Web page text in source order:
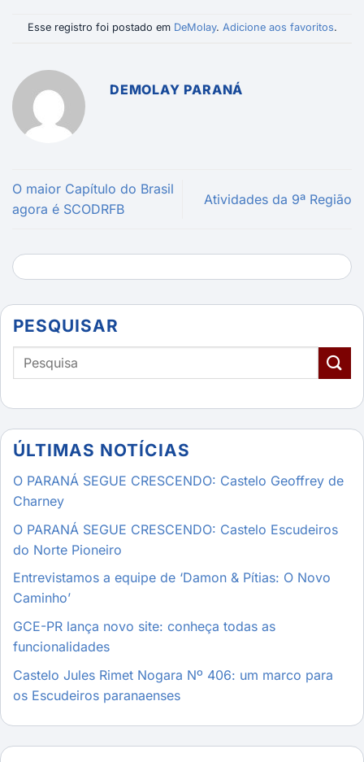
Esse registro foi postado em DeMolay. Adicione aos favoritos.
DEMOLAY PARANÁ
O maior Capítulo do Brasil
agora é SCODRFB
Atividades da 9ª Região
PESQUISAR
ÚLTIMAS NOTÍCIAS
O PARANÁ SEGUE CRESCENDO: Castelo Geoffrey de
Charney
O PARANÁ SEGUE CRESCENDO: Castelo Escudeiros
do Norte Pioneiro
Entrevistamos a equipe de ‘Damon & Pítias: O Novo
Caminho’
GCE-PR lança novo site: conheça todas as
funcionalidades
Castelo Jules Rimet Nogara Nº 406: um marco para
os Escudeiros paranaenses